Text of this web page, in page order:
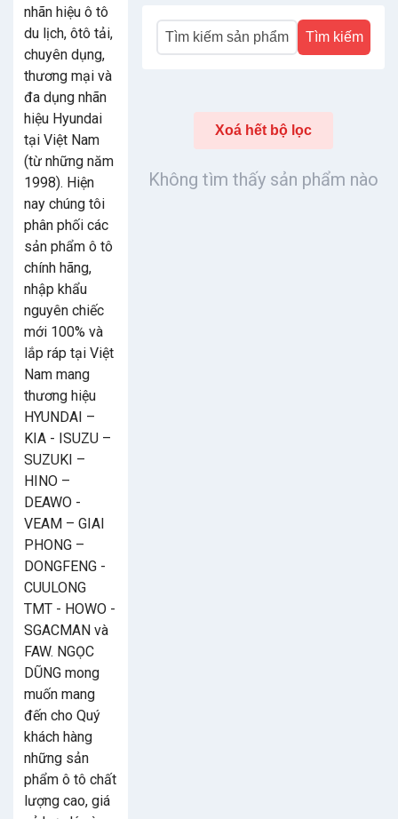
nhãn hiệu ô tô
du lịch, ôtô tải,
chuyên dụng,
thương mại và
đa dụng nhãn
hiệu Hyundai
tại Việt Nam
(từ những năm
1998). Hiện
nay chúng tôi
phân phối các
sản phẩm ô tô
chính hãng,
nhập khẩu
nguyên chiếc
mới 100% và
lắp ráp tại Việt
Nam mang
thương hiệu
HYUNDAI –
KIA - ISUZU –
SUZUKI –
HINO –
DEAWO -
VEAM – GIAI
PHONG –
DONGFENG -
CUULONG
TMT - HOWO -
SGACMAN và
FAW. NGỌC
DŨNG mong
muốn mang
đến cho Quý
khách hàng
những sản
phẩm ô tô chất
lượng cao, giá
Tìm kiếm
Xoá hết bộ lọc
Không tìm thấy sản phẩm nào